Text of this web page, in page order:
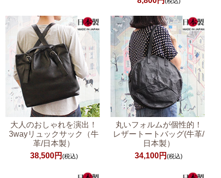
大人のおしゃれを演出！
3wayリュックサック（牛
革/日本製）
38,500円 (税込)
丸いフォルムが個性的！
レザートートバッグ(牛革/
日本製）
34,100円(税込)